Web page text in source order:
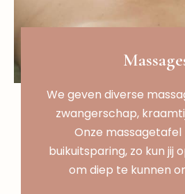
We geven diverse
zwangerschap,
Onze
buikuitsparing, zo kun jij
om diep te kunnen